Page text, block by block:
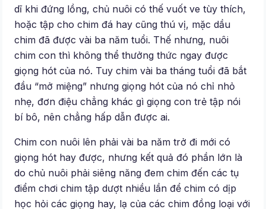
dĩ khi đứng lồng, chủ nuôi có thế vuốt ve tùy thích,
hoặc tập cho chim đá hay cũng thú vị, mặc dầu
chim đã được vài ba năm tuổi. Thế nhưng, nuôi
chim con thì không thể thưởng thức ngay được
giọng hót của nó. Tuy chim vài ba tháng tuổi đã bắt
đầu “mở miệng” nhưng giọng hót của nó chỉ nhỏ
nhẹ, đơn điệu chẳng khác gì giọng con trẻ tập nói
bí bô, nên chẳng hấp dẫn được ai.
Chim con nuôi lên phải vài ba năm trở đi mới có
giọng hót hay được, nhưng kết quả đó phần lớn là
do chủ nuôi phải siêng năng đem chim đến các tụ
điểm chơi chim tập dượt nhiều lần để chim có dịp
học hỏi các giọng hay, lạ của các chim đồng loại với